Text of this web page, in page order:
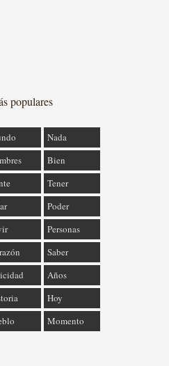
populares
Nada
Bien
Tener
Poder
Personas
Saber
Años
Hoy
Momento